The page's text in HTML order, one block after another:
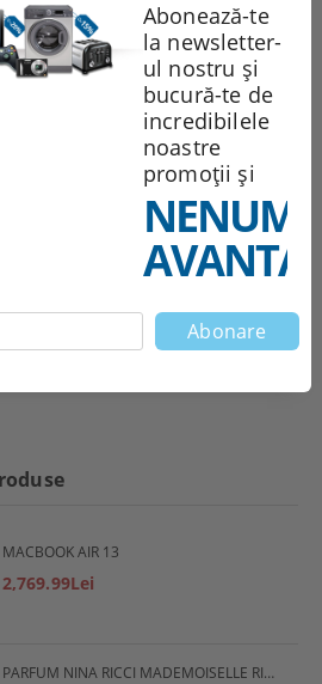
TELEVIZOR LED SAMSUNG
523.63Lei
2,769.99Lei
MACBOOK AIR 13
2,769.99Lei
PARFUM NINA RICCI MADEMOISELLE RICCI
Abonează-te
la newsletter-
ul nostru și
bucură-te de
incredibilele
noastre
promoții și